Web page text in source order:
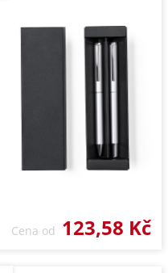
Cena od 123,58 Kč